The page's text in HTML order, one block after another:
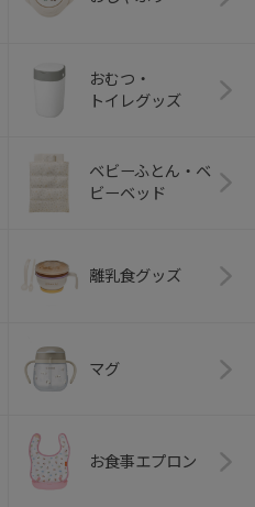
おむつ・
トイレグッズ
ベビーふとん・ベ
ビーベッド
離乳食グッズ
マグ
お食事エプロン